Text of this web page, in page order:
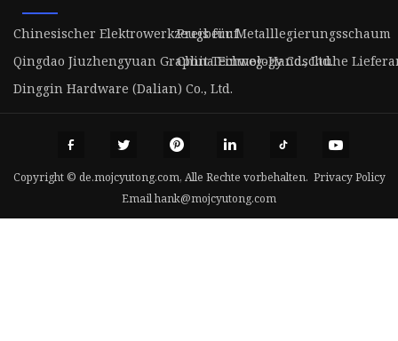
Chinesischer ElektrowerkzeugberufPreis für Metalllegierungsschaum
Qingdao Jiuzhengyuan Graphit Technology Co., Ltd.
China Einweg-Handschuhe
Dinggin Hardware (Dalian) Co., Ltd.
Copyright © de.mojcyutong.com, Alle Rechte vorbehalten. Privacy Policy
Emailhank@mojcyutong.com